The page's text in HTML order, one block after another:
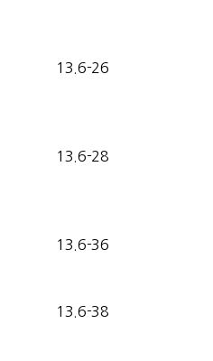
13.6-26
13.6-28
13.6-36
13.6-38